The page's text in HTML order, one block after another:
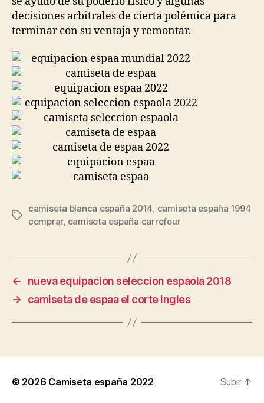
decisiones arbitrales de cierta polémica para
terminar con su ventaja y remontar.
Etiquetas
camiseta blanca españa 2014, camiseta españa 1994
comprar, camiseta españa carrefour
←
nueva equipacion seleccion espaola 2018
→
camiseta de espaa el corte ingles
© 2026 Camiseta españa 2022 Subir ↑